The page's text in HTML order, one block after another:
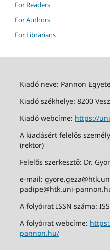
For Readers
For Authors
For Librarians
Kiadó neve: Pannon
Kiadó székhelye: 8200
Kiadó webcíme: https://
A kiadásért felelős
(rektor)
Felelős szerkesztő: Dr.
e-mail:
padipe@htk.uni-
A folyóirat ISSN száma:
A folyóirat webcíme:
pannon.hu/